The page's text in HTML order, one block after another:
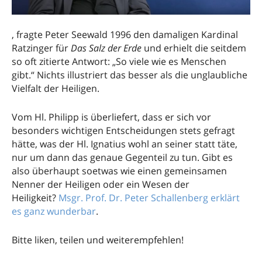
, fragte Peter Seewald 1996 den damaligen Kardinal
Ratzinger fürDas Salz der Erde und erhielt die seitdem
so oft zitierte Antwort: „So viele wie es Menschen
gibt.“ Nichts illustriert das besser als die unglaubliche
Vielfalt der Heiligen.
Vom Hl. Philipp is überliefert, dass er sich vor
besonders wichtigen Entscheidungen stets gefragt
hätte, was der Hl. Ignatius wohl an seiner statt täte,
nur um dann das genaue Gegenteil zu tun. Gibt es
also überhaupt soetwas wie einen gemeinsamen
Nenner der Heiligen oder ein Wesen der
Heiligkeit? Msgr. Prof. Dr. Peter Schallenberg erklärt
es ganz wunderbar.
Bitte liken, teilen und weiterempfehlen!